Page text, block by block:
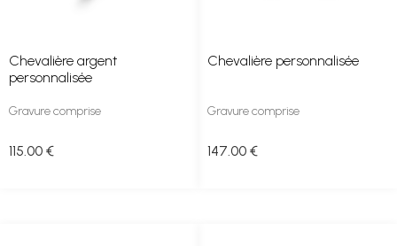
Chevalière argent
personnalisée
Gravure comprise
115 .00 €
Chevalière personnalisée
Gravure comprise
147 .00 €